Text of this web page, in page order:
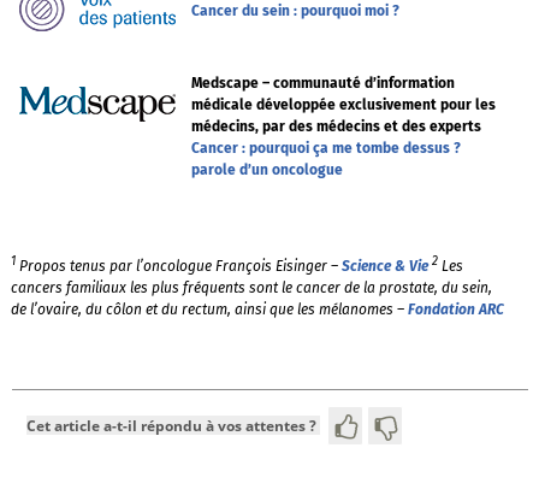
Cancer du sein : pourquoi moi ?
Medscape – communauté d’information
médicale développée exclusivement pour les
médecins, par des médecins et des experts
Cancer : pourquoi ça me tombe dessus ?
parole d’un oncologue
1Propos tenus par l’oncologue François Eisinger – Science & Vie 2Les
cancers familiaux les plus fréquents sont le cancer de la prostate, du sein,
de l’ovaire, du côlon et du rectum, ainsi que les mélanomes – Fondation ARC
Cet article a-t-il répondu à vos attentes ?